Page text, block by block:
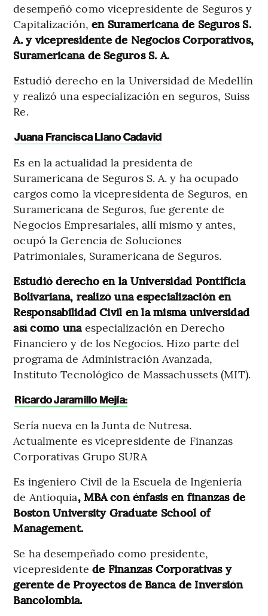
desempeñó como vicepresidente de Seguros y
Capitalización, en Suramericana de Seguros S.
A. y vicepresidente de Negocios Corporativos,
Suramericana de Seguros S. A.
Estudió derecho en la Universidad de Medellín
y realizó una especialización en seguros, Suiss
Re.
Juana Francisca Llano Cadavid
Es en la actualidad la presidenta de
Suramericana de Seguros S. A. y ha ocupado
cargos como la vicepresidenta de Seguros, en
Suramericana de Seguros, fue gerente de
Negocios Empresariales, allí mismo y antes,
ocupó la Gerencia de Soluciones
Patrimoniales, Suramericana de Seguros.
Estudió derecho en la Universidad Pontificia
Bolivariana, realizó una especialización en
Responsabilidad Civil en la misma universidad
así como una especialización en Derecho
Financiero y de los Negocios. Hizo parte del
programa de Administración Avanzada,
Instituto Tecnológico de Massachussets (MIT).
Ricardo Jaramillo Mejía:
Sería nueva en la Junta de Nutresa.
Actualmente es vicepresidente de Finanzas
Corporativas Grupo SURA
Es ingeniero Civil de la Escuela de Ingeniería
de Antioquia, MBA con énfasis en finanzas de
Boston University Graduate School of
Management.
Se ha desempeñado como presidente,
vicepresidente de Finanzas Corporativas y
gerente de Proyectos de Banca de Inversión
Bancolombia.